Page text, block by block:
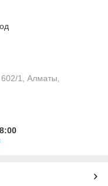
1, Алматы,